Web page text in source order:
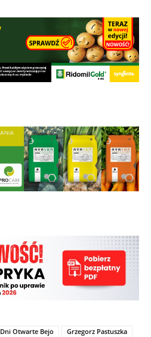
Dni Otwarte Bejo
Grzegorz Pastuszka